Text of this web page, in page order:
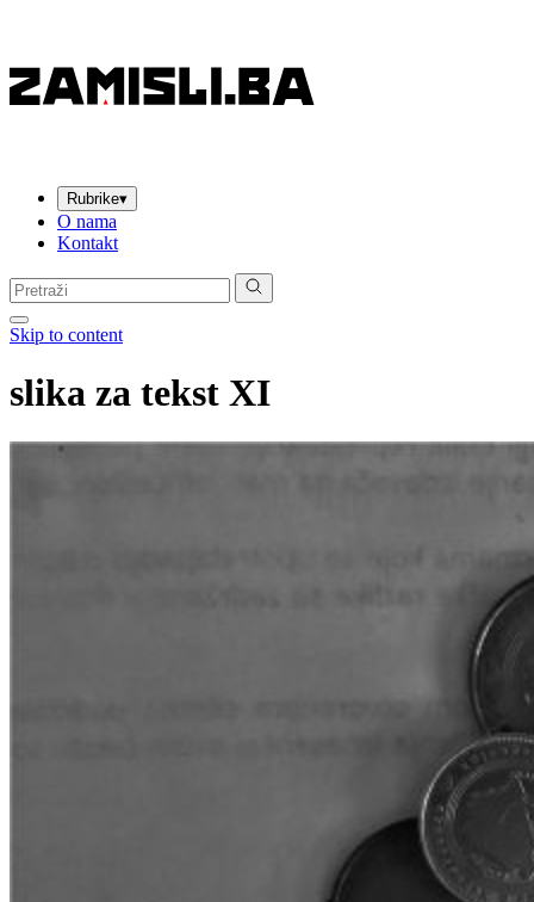
Rubrike▾
O nama
Kontakt
Pretraga:
Skip to content
slika za tekst XI